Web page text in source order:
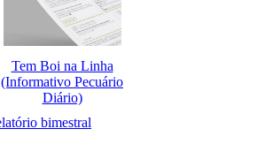
Tem Boi na Linha
(Informativo Pecuário
Diário)